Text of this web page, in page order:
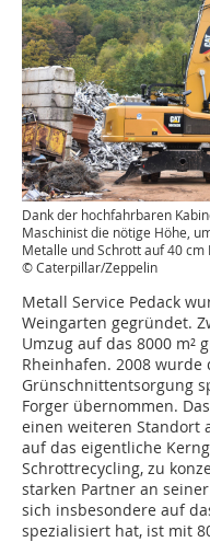
Dank der hochfahrbaren
Maschinist die nötige Höhe,
Metalle und Schrott auf 40 cm
© Caterpillar/Zeppelin
Metall Service Pedack
Weingarten gegründet.
Umzug auf das 8000 m²
Rheinhafen. 2008
Grünschnittentsorgung
Forger übernommen.
einen weiteren Standort
auf das eigentliche
Schrottrecycling, zu
starken Partner an
sich insbesondere auf
spezialisiert hat, ist mit